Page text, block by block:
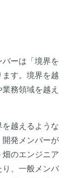
ーは「境界を
す。境界を越
務領域を越え
越えるような
発メンバーが
のエンジニア
り、一般メンバ